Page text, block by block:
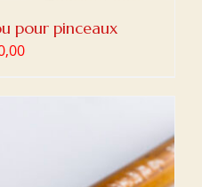
pour pinceaux